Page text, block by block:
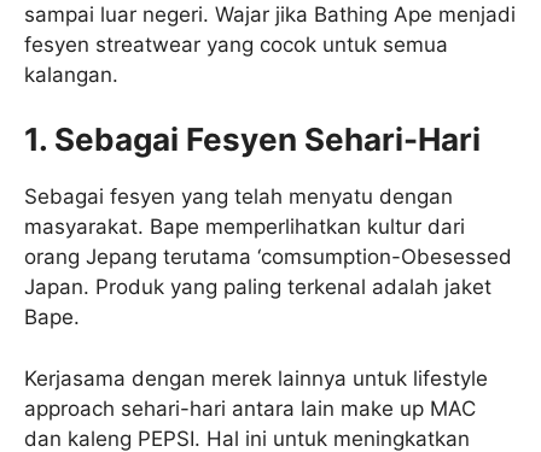
sampai luar negeri. Wajar jika Bathing Ape menjadi
fesyen streatwear yang cocok untuk semua
kalangan.
1. Sebagai Fesyen Sehari-Hari
Sebagai fesyen yang telah menyatu dengan
masyarakat. Bape memperlihatkan kultur dari
orang Jepang terutama ‘comsumption-Obesessed
Japan. Produk yang paling terkenal adalah jaket
Bape.
Kerjasama dengan merek lainnya untuk lifestyle
approach sehari-hari antara lain make up MAC
dan kaleng PEPSI. Hal ini untuk meningkatkan